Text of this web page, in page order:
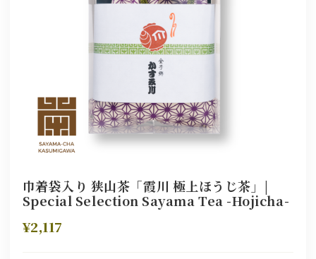
巾着袋入り 狭山茶「霞川 極上ほうじ茶」|
Special Selection Sayama Tea -Hojicha-
¥2,117